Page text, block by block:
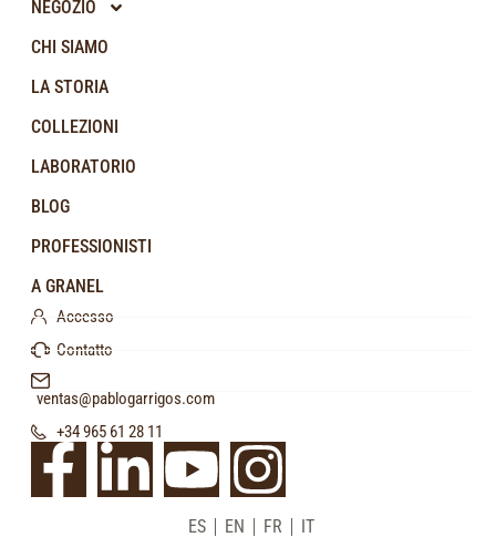
NEGOZIO
CHI SIAMO
LA STORIA
COLLEZIONI
LABORATORIO
BLOG
PROFESSIONISTI
A GRANEL
Accesso
Contatto
ventas@pablogarrigos.com
+34 965 61 28 11
ES EN FR IT